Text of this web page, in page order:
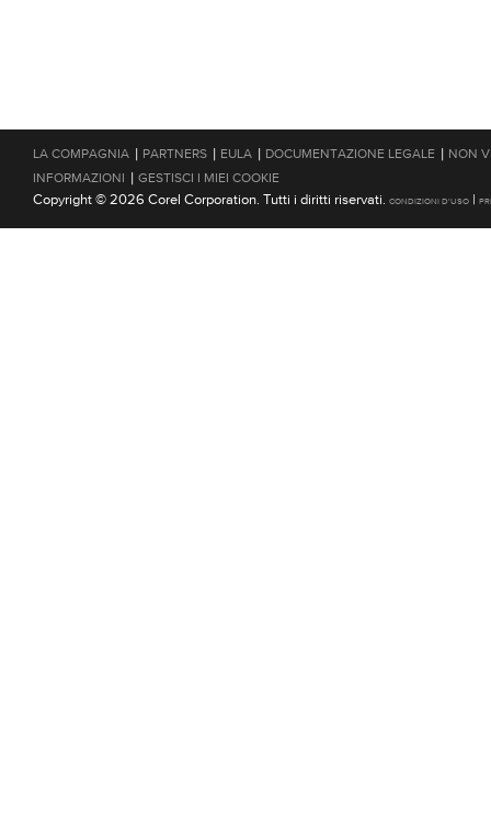
LA COMPAGNIA | PARTNERS | EULA | DOCUMENTAZIONE LEGALE | NON
INFORMAZIONI | GESTISCI I MIEI COOKIE
Copyright © 2026 Corel Corporation. Tutti i diritti riservati. CONDIZIONI D'USO |